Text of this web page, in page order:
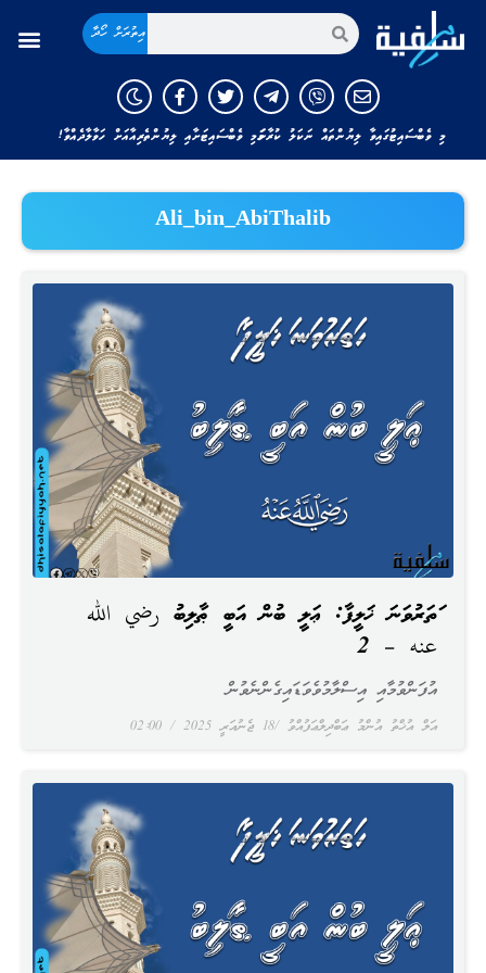
އިތުރަށް ހޯދާ
މި ވެބްސައިޓުގައިވާ ލިޔުންތައް ނަކަލު ކުރާނަމަ މި ވެބްސައިޓަށާއި ލިޔުންތެރިއާއަށް ހަވާލާދެއްވާ!
Ali_bin_AbiThalib
ހަތަރުވަނަ ޚަލީފާ: ޢަލީ ބުން އަބީ ޠާލިބު رضي الله
عنه – 2
އަލް އުޚްތު އުންމު ޢަބްދިލްޢަފުއްވު 18 ޖެނުއަރީ 2025
އުފަންވުމާއި އިސްލާމުވެވަޑައިގެންނެވުން